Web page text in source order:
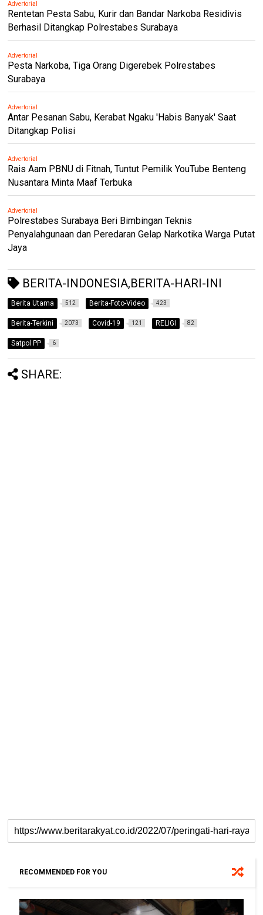
Advertorial
Rentetan Pesta Sabu, Kurir dan Bandar Narkoba Residivis
Berhasil Ditangkap Polrestabes Surabaya
Advertorial
Pesta Narkoba, Tiga Orang Digerebek Polrestabes
Surabaya
Advertorial
Antar Pesanan Sabu, Kerabat Ngaku 'Habis Banyak' Saat
Ditangkap Polisi
Advertorial
Rais Aam PBNU di Fitnah, Tuntut Pemilik YouTube Benteng
Nusantara Minta Maaf Terbuka
Advertorial
Polrestabes Surabaya Beri Bimbingan Teknis
Penyalahgunaan dan Peredaran Gelap Narkotika Warga Putat
Jaya
BERITA-INDONESIA,BERITA-HARI-INI
Berita Utama 512 Berita-Foto-Video 423
Berita-Terkini 2073 Covid-19 121 RELIGI 82
Satpol PP 6
SHARE:
RECOMMENDED FOR YOU